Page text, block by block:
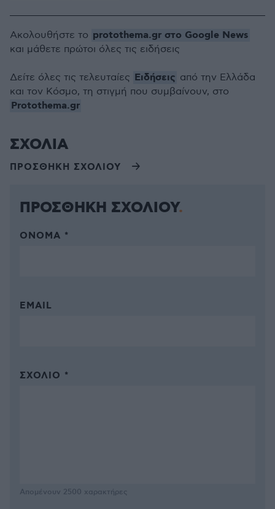
Ακολουθήστε το protothema.gr στο Google News
και μάθετε πρώτοι όλες τις ειδήσεις
Δείτε όλες τις τελευταίες Ειδήσεις από την Ελλάδα
και τον Κόσμο, τη στιγμή που συμβαίνουν, στο
Protothema.gr
ΣΧΟΛΙΑ
ΠΡΟΣΘΗΚΗ ΣΧΟΛΙΟΥ
ΠΡΟΣΘΗΚΗ ΣΧΟΛΙΟΥ
ΌΝΟΜΑ *
EMAIL
ΣΧΌΛΙΟ *
Απομένουν 2500 χαρακτήρες